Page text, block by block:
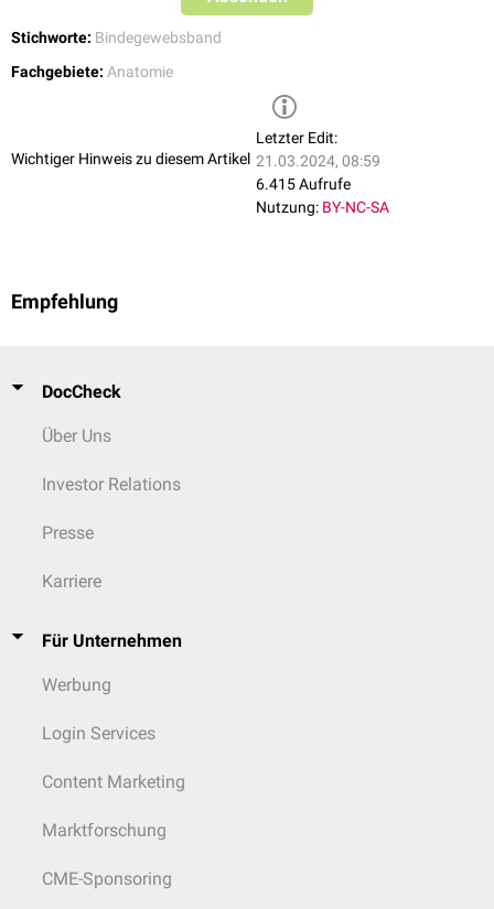
Stichworte: Bindegewebsband
Fachgebiete: Anatomie
Wichtiger Hinweis zu diesem Artikel
Letzter Edit:
21.03.2024, 08:59
6.415 Aufrufe
Nutzung: BY-NC-SA
Empfehlung
DocCheck
Über Uns
Investor Relations
Presse
Karriere
Für Unternehmen
Werbung
Login Services
Content Marketing
Marktforschung
CME-Sponsoring